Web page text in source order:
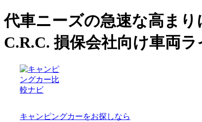
代車ニーズの急速な高ま
C.R.C. 損保会社向け車両
キャンピングカーをお探しなら